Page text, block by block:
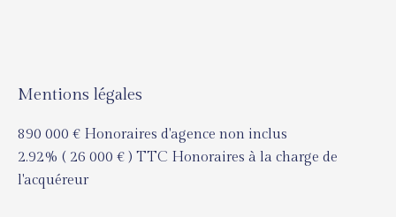
Mentions légales
890 000 € Honoraires d'agence non inclus
2.92% ( 26 000 € ) TTC Honoraires à la charge de
l'acquéreur